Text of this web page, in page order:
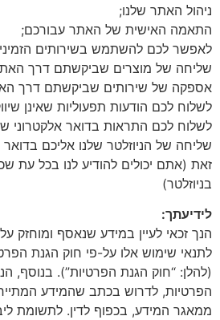
ניהול האתר שלנו;
התאמה האישית של האתר עבורכם;
לאפשר לכם להשתמש בשירותים
שליחה של מוצרים שביקשתם דרך
אספקה של שירותים שביקשתם דרך
לשלוח לכם הודעות תפעוליות שאינן
לשלוח לכם התראות בדואר אלקטרוני
שליחה של הניוזלטר שלנו אליכם
זאת (אתם יכולים להודיע לנו בכל עת
בניוזלטר)
לידיעתך:
הנך זכאי לעיין במידע שנאסף ומוחזק
(להלן: “חוק הגנת הפרטיות”). בנוסף,
הפרטיות, לדרוש בכתב שהמידע
ממאגר המידע, בכפוף לדין. לתשומת